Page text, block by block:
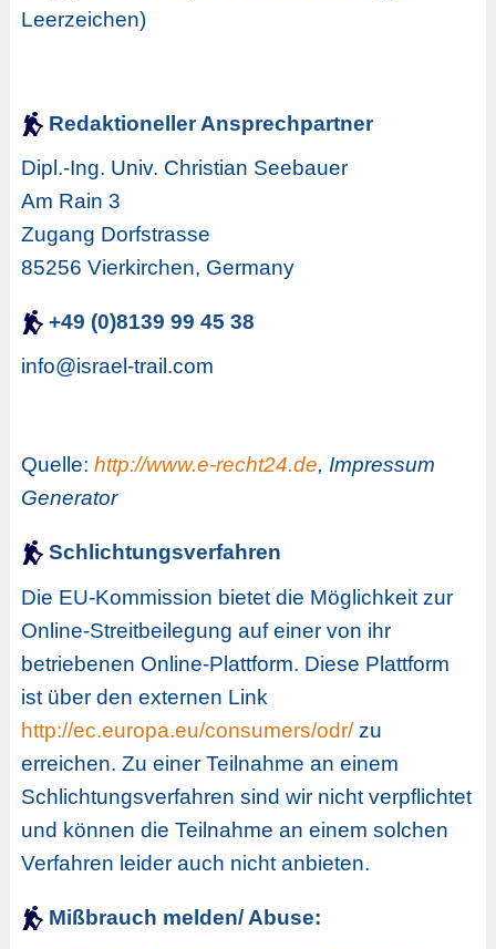
Leerzeichen)
Redaktioneller Ansprechpartner
Dipl.-Ing. Univ. Christian Seebauer
Am Rain 3
Zugang Dorfstrasse
85256 Vierkirchen, Germany
+49 (0)8139 99 45 38
info@israel-trail.com
Quelle: http://www.e-recht24.de, Impressum
Generator
Schlichtungsverfahren
Die EU-Kommission bietet die Möglichkeit zur
Online-Streitbeilegung auf einer von ihr
betriebenen Online-Plattform. Diese Plattform
ist über den externen Link
http://ec.europa.eu/consumers/odr/zu
erreichen. Zu einer Teilnahme an einem
Schlichtungsverfahren sind wir nicht verpflichtet
und können die Teilnahme an einem solchen
Verfahren leider auch nicht anbieten.
Mißbrauch melden/ Abuse: